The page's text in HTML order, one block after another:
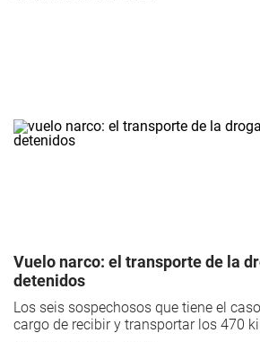
Vuelo narco: el transporte de la
detenidos
Los seis sospechosos que tiene el
cargo de recibir y transportar los 470